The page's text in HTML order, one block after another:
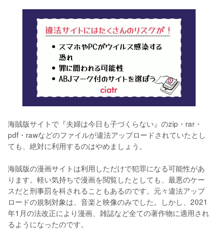
海賊版サイトで『夫婦は今日も子づくらない』のzip・rar・
pdf・rawなどのファイルが違法アップロードされていたとし
ても、絶対に利用するのはやめましょう。
海賊版の漫画サイトは利用しただけで犯罪になる可能性があ
ります。軽い気持ちで漫画を閲覧したとしても、最悪のケー
スだと刑事罰を科されることもあるのです。元々違法アップ
ロードの規制対象は、音楽と映像のみでした。しかし、2021
年1月の法改正により漫画、雑誌など全ての著作物に適用され
るようになったのです。